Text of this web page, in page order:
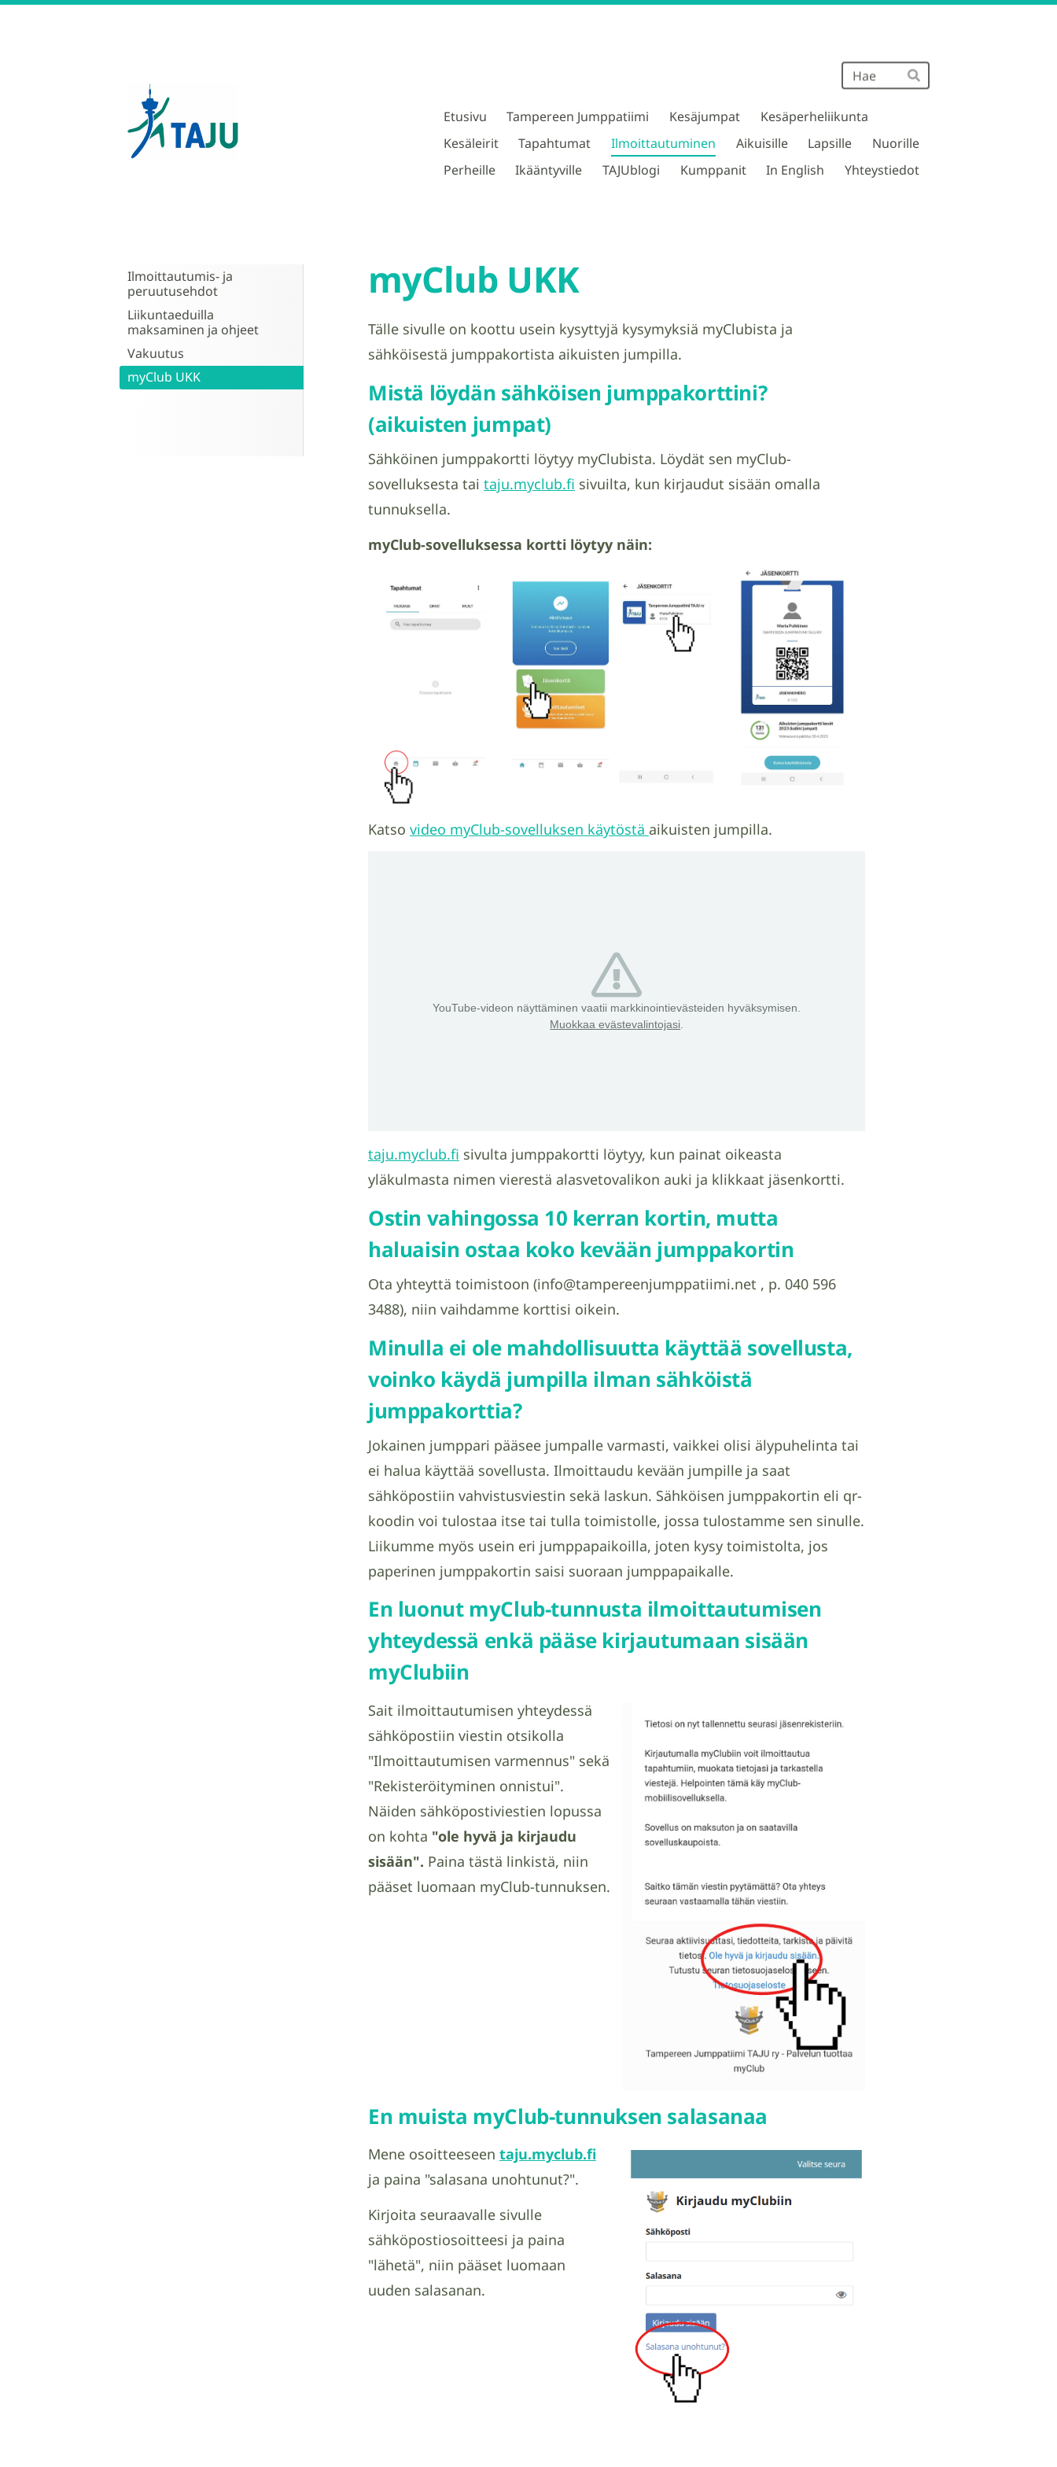
Hae
Tampereen Jumppatiimi TAJU ry
Etusivu Tampereen Jumppatiimi Kesäjumpat
Kesäperheliikunta
Kesäleirit
Tapahtumat Ilmoittautuminen Aikuisille Lapsille
Nuorille
Perheille
Ikääntyville TAJUblogi Kumppanit In English Yhteystiedot
Ilmoittautumis- ja
peruutusehdot
Liikuntaeduilla
maksaminen ja ohjeet
Vakuutus
myClub UKK
myClub UKK
Tälle sivulle on koottu usein kysyttyjä kysymyksiä myClubista ja
sähköisestä jumppakortista aikuisten jumpilla.
Mistä löydän sähköisen jumppakorttini?
(aikuisten jumpat)
Sähköinen jumppakortti löytyy myClubista. Löydät sen myClub-
sovelluksesta tai taju.myclub.fi sivuilta, kun kirjaudut sisään omalla
tunnuksella.
myClub-sovelluksessa kortti löytyy näin:
Katso video myClub-sovelluksen käytöstä aikuisten jumpilla.
YouTube-videon näyttäminen vaatii markkinointievästeiden hyväksymisen.
Muokkaa evästevalintojasi.
taju.myclub.fi sivulta jumppakortti löytyy, kun painat oikeasta
yläkulmasta nimen vierestä alasvetovalikon auki ja klikkaat jäsenkortti.
Ostin vahingossa 10 kerran kortin, mutta
haluaisin ostaa koko kevään jumppakortin
Ota yhteyttä toimistoon (info@tampereenjumppatiimi.net , p. 040 596
3488), niin vaihdamme korttisi oikein.
Minulla ei ole mahdollisuutta käyttää sovellusta,
voinko käydä jumpilla ilman sähköistä
jumppakorttia?
Jokainen jumppari pääsee jumpalle varmasti, vaikkei olisi älypuhelinta tai
ei halua käyttää sovellusta. Ilmoittaudu kevään jumpille ja saat
sähköpostiin vahvistusviestin sekä laskun. Sähköisen jumppakortin eli qr-
koodin voi tulostaa itse tai tulla toimistolle, jossa tulostamme sen sinulle.
Liikumme myös usein eri jumppapaikoilla, joten kysy toimistolta, jos
paperinen jumppakortin saisi suoraan jumppapaikalle.
En luonut myClub-tunnusta ilmoittautumisen
yhteydessä enkä pääse kirjautumaan sisään
myClubiin
Sait ilmoittautumisen yhteydessä
sähköpostiin viestin otsikolla
"Ilmoittautumisen varmennus" sekä
"Rekisteröityminen onnistui".
Näiden sähköpostiviestien lopussa
on kohta "ole hyvä ja kirjaudu
sisään". Paina tästä linkistä, niin
pääset luomaan myClub-tunnuksen.
En muista myClub-tunnuksen salasanaa
Mene osoitteeseen taju.myclub.fi
ja paina "salasana unohtunut?".
Kirjoita seuraavalle sivulle
sähköpostiosoitteesi ja paina
"lähetä", niin pääset luomaan
uuden salasanan.